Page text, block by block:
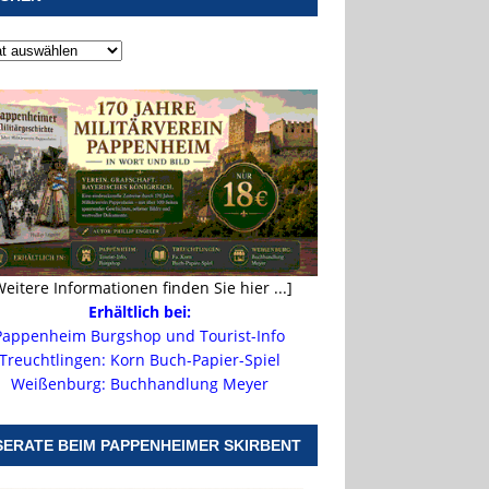
Informationen finden Sie hier ...]
Erhältlich bei:
Burgshop und Tourist-Info
Treuchtlingen: Korn Buch-Papier-Spiel
Weißenburg: Buchhandlung Meyer
BEIM PAPPENHEIMER SKIRBENT